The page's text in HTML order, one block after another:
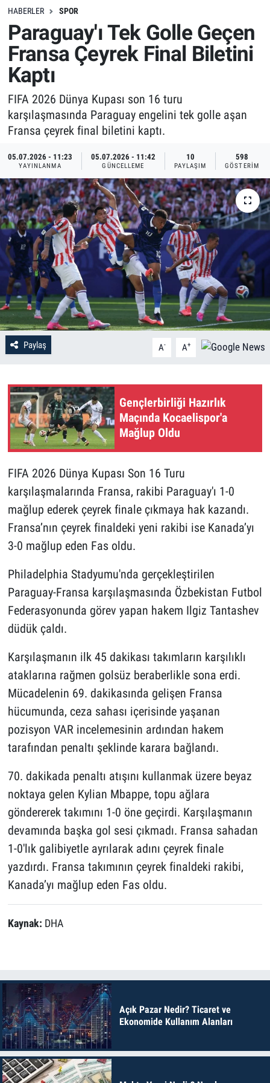
HABERLER SPOR
Paraguay'ı Tek Golle Geçen
Fransa Çeyrek Final Biletini
Kaptı
FIFA 2026 Dünya Kupası son 16 turu
karşılaşmasında Paraguay engelini tek golle aşan
Fransa çeyrek final biletini kaptı.
05.07.2026 - 11:23
YAYINLANMA
05.07.2026 - 11:42
GÜNCELLEME
10
PAYLAŞIM
598
GÖSTERIM
Paylaş A- A+
Gençlerbirliği Hazırlık
Maçında Kocaelispor'a
Mağlup Oldu
FIFA 2026 Dünya Kupası Son 16 Turu
karşılaşmalarında Fransa, rakibi Paraguay'ı 1-0
mağlup ederek çeyrek finale çıkmaya hak kazandı.
Fransa’nın çeyrek finaldeki yeni rakibi ise Kanada’yı
3-0 mağlup eden Fas oldu.
Philadelphia Stadyumu'nda gerçekleştirilen
Paraguay-Fransa karşılaşmasında Özbekistan Futbol
Federasyonunda görev yapan hakem Ilgiz Tantashev
düdük çaldı.
Karşılaşmanın ilk 45 dakikası takımların karşılıklı
ataklarına rağmen golsüz beraberlikle sona erdi.
Mücadelenin 69. dakikasında gelişen Fransa
hücumunda, ceza sahası içerisinde yaşanan
pozisyon VAR incelemesinin ardından hakem
tarafından penaltı şeklinde karara bağlandı.
70. dakikada penaltı atışını kullanmak üzere beyaz
noktaya gelen Kylian Mbappe, topu ağlara
göndererek takımını 1-0 öne geçirdi. Karşılaşmanın
devamında başka gol sesi çıkmadı. Fransa sahadan
1-0'lık galibiyetle ayrılarak adını çeyrek finale
yazdırdı. Fransa takımının çeyrek finaldeki rakibi,
Kanada’yı mağlup eden Fas oldu.
Kaynak: DHA
Açık Pazar Nedir? Ticaret ve
Ekonomide Kullanım Alanları